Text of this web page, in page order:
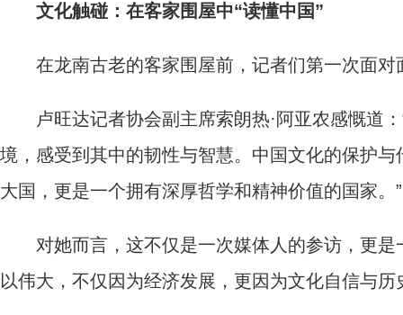
文化触碰：在客家围屋中“读懂中国”
在龙南古老的客家围屋前，记者们第一次面对
卢旺达记者协会副主席索朗热·阿亚农感慨道：
境，感受到其中的韧性与智慧。中国文化的保护
大国，更是一个拥有深厚哲学和精神价值的国家。”
对她而言，这不仅是一次媒体人的参访，更是
以伟大，不仅因为经济发展，更因为文化自信与历